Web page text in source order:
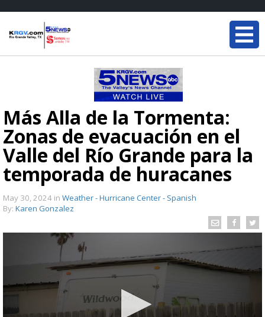
Más Alla de la Tormenta:
Zonas de evacuación en el
Valle del Río Grande para la
temporada de huracanes
May 30, 2024 in Weather - Hurricane Center - Spanish
By: Karen Gonzalez